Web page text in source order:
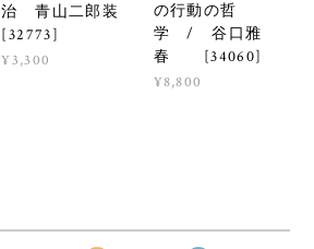
治 青山二郎装
[32773]
¥3,300
の行動の哲
学 / 谷口雅
春 [34060]
¥8,800